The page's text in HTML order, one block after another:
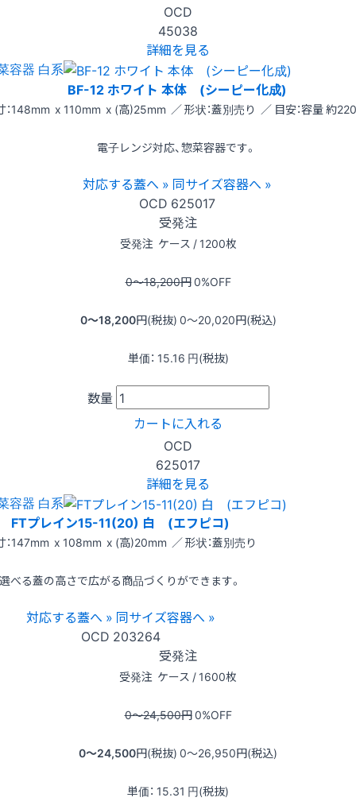
OCD
45038
詳細を見る
容器 白系
BF-12 ホワイト 本体 (シーピー化成)
：148mm x 110mm x (高)25mm ／ 形状：蓋別売り ／ 目安：容量 約
電子レンジ対応、惣菜容器です。
対応する蓋へ » 同サイズ容器へ »
OCD 625017
受発注
受発注 ケース / 1200枚
0〜18,200円0%OFF
0〜18,200円(税抜) 0〜20,020円(税込)
単価： 15.16 円(税抜)
数量
カートに入れる
OCD
625017
詳細を見る
容器 白系
FTプレイン15-11(20) 白 (エフピコ)
：147mm x 108mm x (高)20mm ／ 形状：蓋別売り
選べる蓋の高さで広がる商品づくりができます。
対応する蓋へ » 同サイズ容器へ »
OCD 203264
受発注
受発注 ケース / 1600枚
0〜24,500円0%OFF
0〜24,500円(税抜) 0〜26,950円(税込)
単価： 15.31 円(税抜)